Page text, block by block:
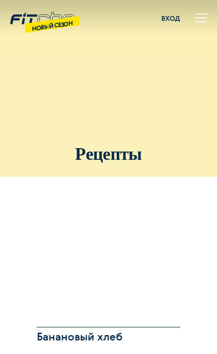
НОВЫЙ СЕЗОН
ВХОД
Рецепты
Банановый хлеб